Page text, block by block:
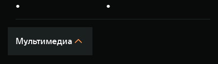
● ●
Мультимедиа